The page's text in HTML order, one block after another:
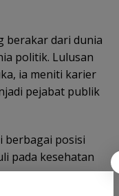
berakar dari dunia
politik. Lulusan
ia meniti karier
pejabat publik
berbagai posisi
pada kesehatan